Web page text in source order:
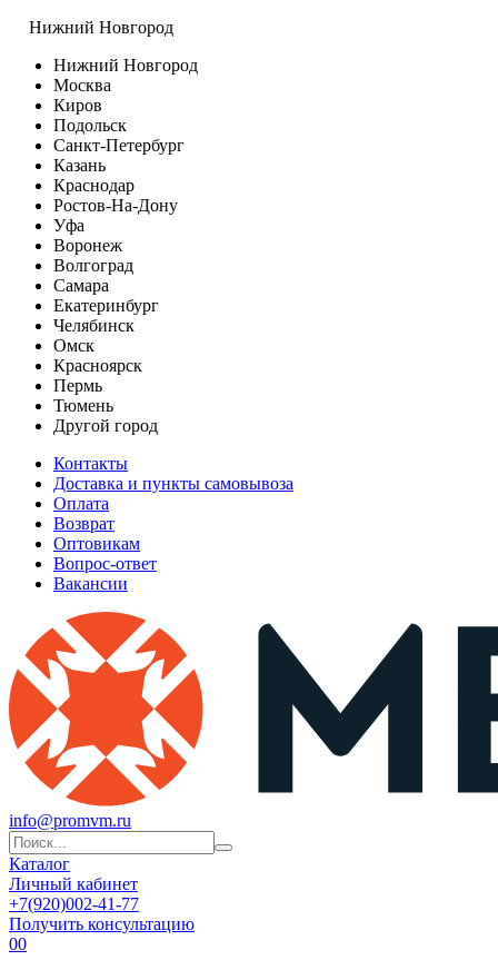
Нижний Новгород
Нижний Новгород
Москва
Киров
Подольск
Санкт-Петербург
Казань
Краснодар
Ростов-На-Дону
Уфа
Воронеж
Волгоград
Самара
Екатеринбург
Челябинск
Омск
Красноярск
Пермь
Тюмень
Другой город
Контакты
Доставка и пункты самовывоза
Оплата
Возврат
Оптовикам
Вопрос-ответ
Вакансии
info@promvm.ru
Каталог
Личный кабинет
+7(920)002-41-77
Получить консультацию
00